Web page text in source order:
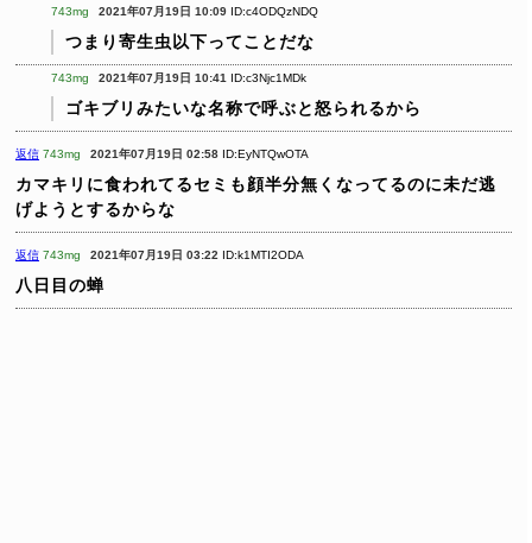
743mg 2021年07月19日 10:09 ID:c4ODQzNDQ
つまり寄生虫以下ってことだな
743mg 2021年07月19日 10:41 ID:c3Njc1MDk
ゴキブリみたいな名称で呼ぶと怒られるから
返信 743mg 2021年07月19日 02:58 ID:EyNTQwOTA
カマキリに食われてるセミも顔半分無くなってるのに未だ逃
げようとするからな
返信 743mg 2021年07月19日 03:22 ID:k1MTI2ODA
八日目の蝉